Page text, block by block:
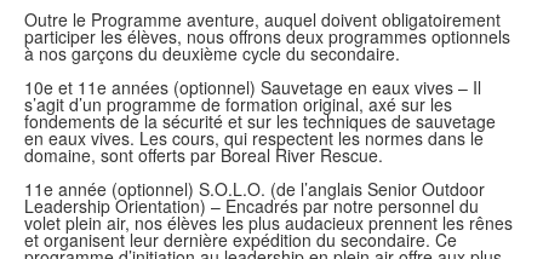
Outre le Programme aventure, auquel doivent obligatoirement
participer les élèves, nous offrons deux programmes optionnels
à nos garçons du deuxième cycle du secondaire.
10e et 11e années (optionnel) Sauvetage en eaux vives – Il
s’agit d’un programme de formation original, axé sur les
fondements de la sécurité et sur les techniques de sauvetage
en eaux vives. Les cours, qui respectent les normes dans le
domaine, sont offerts par Boreal River Rescue.
11e année (optionnel) S.O.L.O. (de l’anglais Senior Outdoor
Leadership Orientation) – Encadrés par notre personnel du
volet plein air, nos élèves les plus audacieux prennent les rênes
et organisent leur dernière expédition du secondaire. Ce